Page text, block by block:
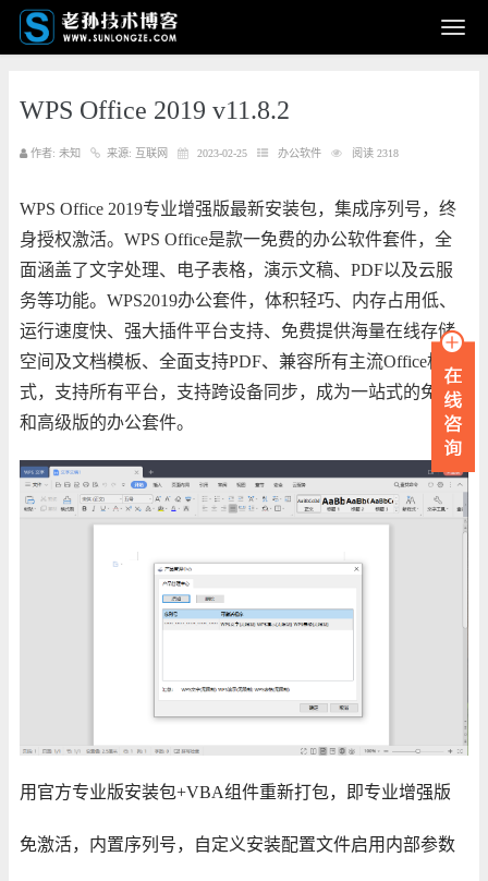
WPS Office 2019 v11.8.2
作者: 未知 来源: 互联网 2023-02-25 办公软件 阅读 2318
WPS Office 2019专业增强版最新安装包，集成序列号，终
身授权激活。WPS Office是款一免费的办公软件套件，全
面涵盖了文字处理、电子表格，演示文稿、PDF以及云服
务等功能。WPS2019办公套件，体积轻巧、内存占用低、
运行速度快、强大插件平台支持、免费提供海量在线存储
空间及文档模板、全面支持PDF、兼容所有主流Office格
式，支持所有平台，支持跨设备同步，成为一站式的免费
和高级版的办公套件。
用官方专业版安装包+VBA组件重新打包，即专业增强版
免激活，内置序列号，自定义安装配置文件启用内部参数